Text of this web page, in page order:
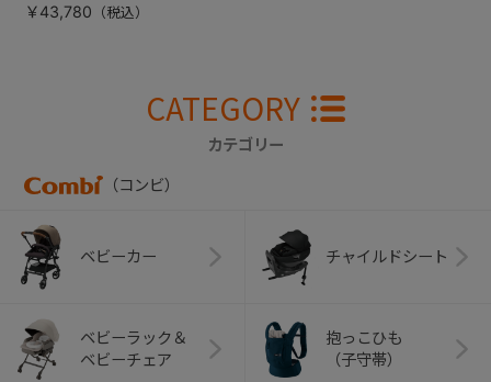
￥43,780
CATEGORY
カテゴリー
（コンビ）
ベビーカー チャイルドシート
ベビーラック＆
ベビーチェア
抱っこひも
（子守帯）